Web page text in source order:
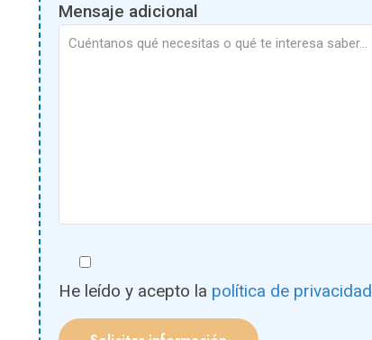
Mensaje adicional
He leído y acepto la política de privacidad